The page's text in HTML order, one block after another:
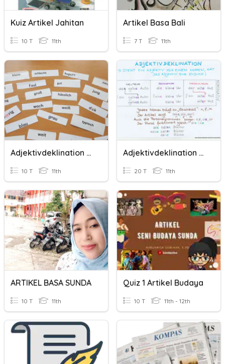
Kuiz Artikel Jahitan
10 T 11th
Artikel Basa Bali
7 T 11th
Adjektivdeklination - Bestimmte Artikel
10 T 11th
Adjektivdeklination Ohne Artikel
20 T 11th
ARTIKEL BASA SUNDA
10 T 11th
Quiz 1 Artikel Budaya
10 T 11th - 12th